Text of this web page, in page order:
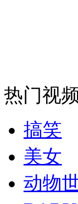
纽约上演“枕头
司机酒驾遇交
热门视
搞笑
美女
动物